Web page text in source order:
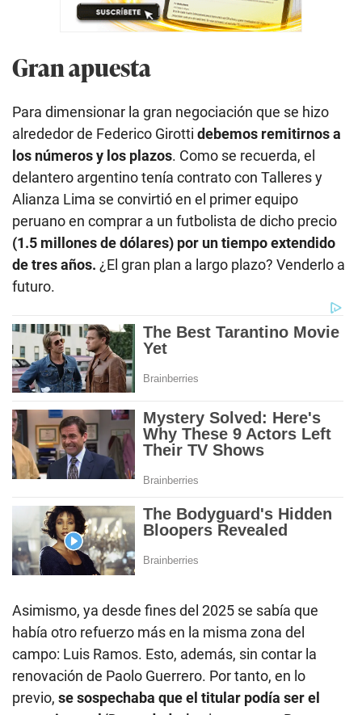
Gran apuesta
Para dimensionar la gran negociación que se hizo
alrededor de Federico Girotti debemos remitirnos a
los números y los plazos. Como se recuerda, el
delantero argentino tenía contrato con Talleres y
Alianza Lima se convirtió en el primer equipo
peruano en comprar a un futbolista de dicho precio
(1.5 millones de dólares) por un tiempo extendido
de tres años. ¿El gran plan a largo plazo? Venderlo a
futuro.
Asimismo, ya desde fines del 2025 se sabía que
había otro refuerzo más en la misma zona del
campo: Luis Ramos. Esto, además, sin contar la
renovación de Paolo Guerrero. Por tanto, en lo
previo, se sospechaba que el titular podía ser el